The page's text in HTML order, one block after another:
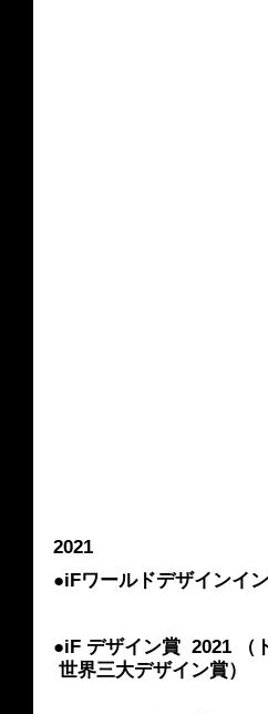
2021
●iFワールドデザインイ
●iF デザイン賞  2021 （
世界三大デザイン賞）